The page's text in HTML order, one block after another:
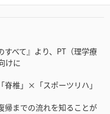
すべて』より、PT（理学療
けに
脊椎」×「スポーツリハ」
帰までの流れを知ることが